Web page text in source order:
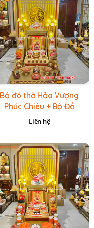
Bộ đồ thờ Hỏa Vượng
Phúc Chiêu + Bộ Đồ
Thờ Đá Đỏ Bọc Đồng
Cao cấp
Liên hệ